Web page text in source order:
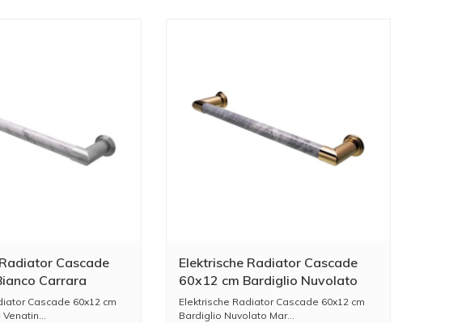
Cascade
Carrara
/ Brushed
Cascade 60x12 cm
Elektrische Radiator Cascade
60x12 cm Bardiglio Nuvolato
Marble / Unlacquered Brass
Elektrische Radiator Cascade 60x12 cm
Bardiglio Nuvolato Mar...